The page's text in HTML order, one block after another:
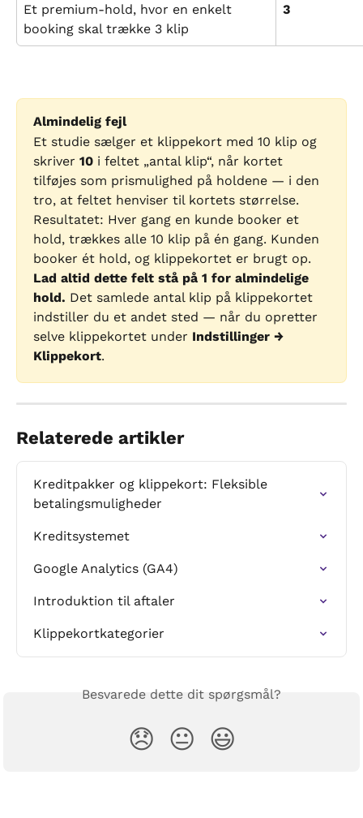
Et premium-hold, hvor en enkelt
booking skal trække 3 klip
3
Almindelig fejl
Et studie sælger et klippekort med 10 klip og
skriver 10 i feltet „antal klip“, når kortet
tilføjes som prismulighed på holdene — i den
tro, at feltet henviser til kortets størrelse.
Resultatet: Hver gang en kunde booker et
hold, trækkes alle 10 klip på én gang. Kunden
booker ét hold, og klippekortet er brugt op.
Lad altid dette felt stå på 1 for almindelige
hold. Det samlede antal klip på klippekortet
indstiller du et andet sted — når du opretter
selve klippekortet under Indstillinger →
Klippekort.
Relaterede artikler
Kreditpakker og klippekort: Fleksible
betalingsmuligheder
Kreditsystemet
Google Analytics (GA4)
Introduktion til aftaler
Klippekortkategorier
Besvarede dette dit spørgsmål?
😞 😐 😃